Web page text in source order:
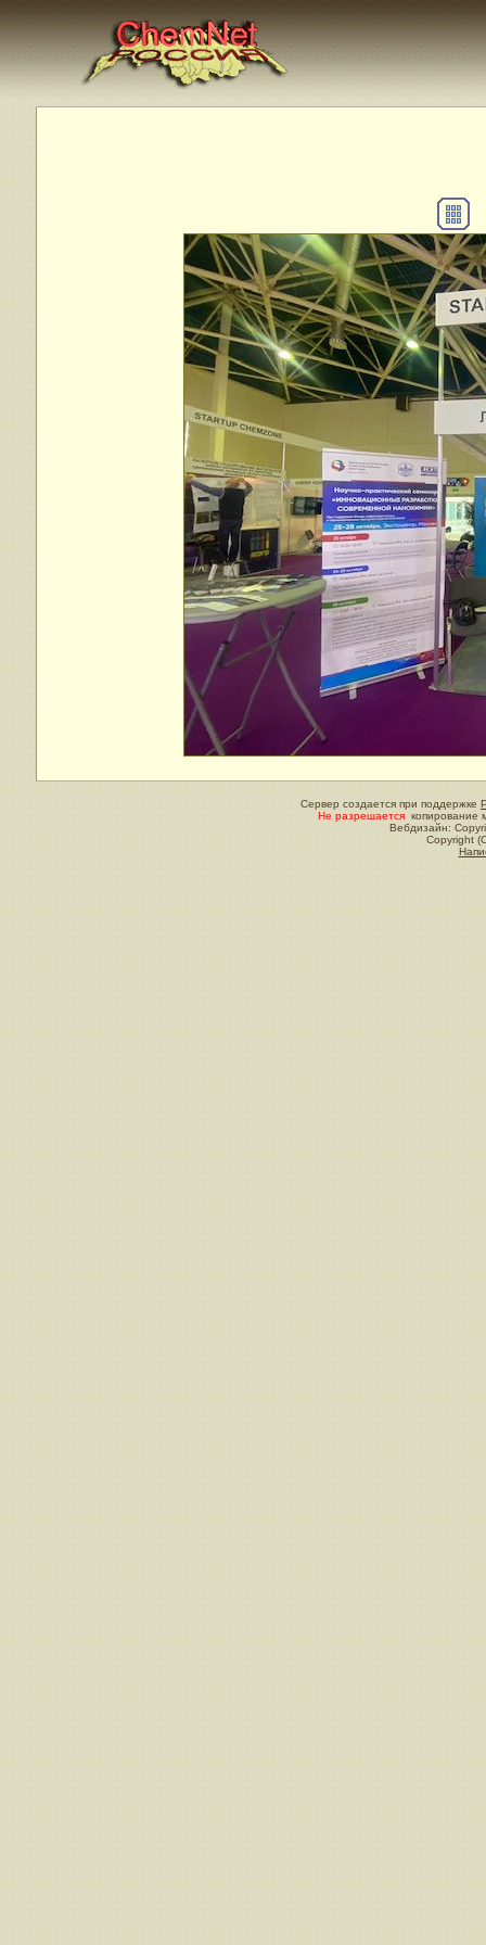
Сервер создается при поддержке
Не разрешается копирование
Вебдизайн:
Copyright